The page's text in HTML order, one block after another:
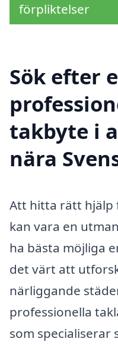
förpliktelser
Sök efter
takbyte i
nära
Att hitta rätt hjälp
kan vara en
ha bästa möjliga
det värt att
närliggande
professionella
som specialiserar